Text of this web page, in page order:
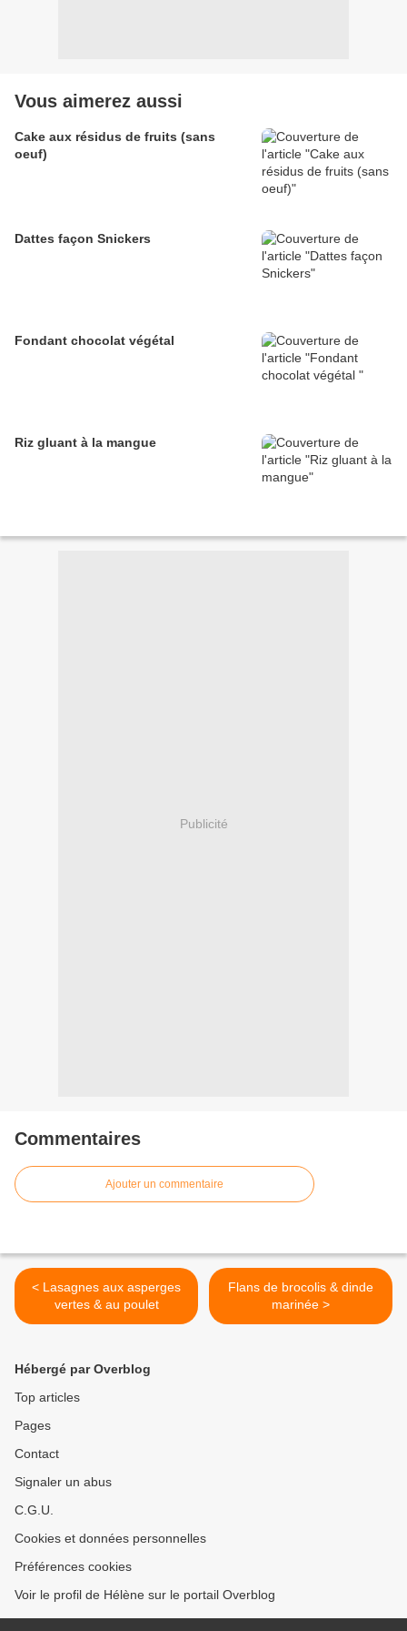
Vous aimerez aussi
Cake aux résidus de fruits (sans
oeuf)
Dattes façon Snickers
Fondant chocolat végétal
Riz gluant à la mangue
Publicité
Commentaires
Ajouter un commentaire
< Lasagnes aux asperges
vertes & au poulet
Flans de brocolis & dinde
marinée >
Hébergé par Overblog
Top articles
Pages
Contact
Signaler un abus
C.G.U.
Cookies et données personnelles
Préférences cookies
Voir le profil de Hélène sur le portail Overblog